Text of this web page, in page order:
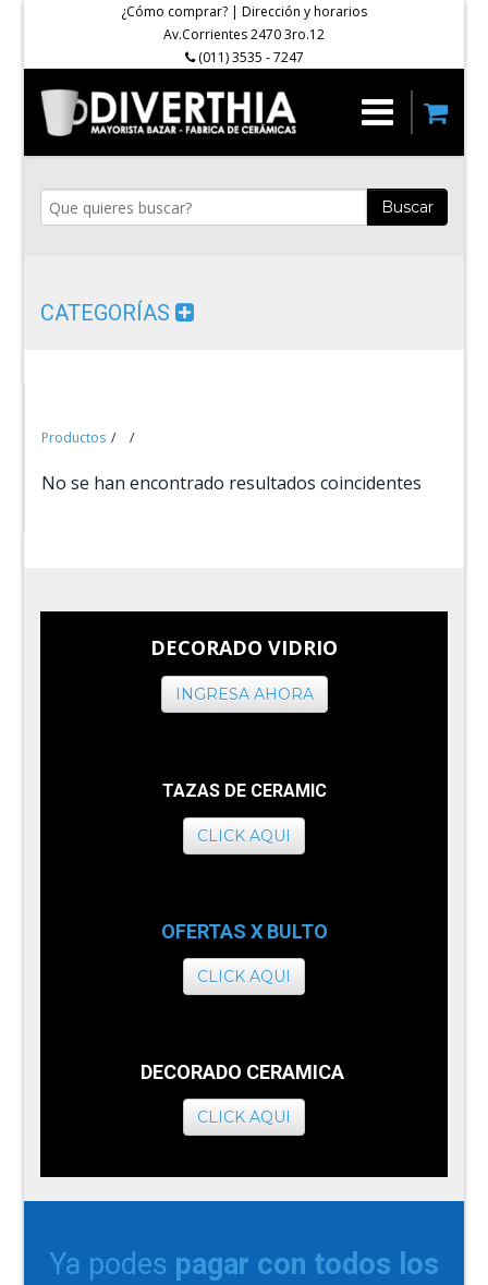
¿Cómo comprar? | Dirección y horarios
Av.Corrientes 2470 3ro.12
(011) 3535 - 7247
Buscar
CATEGORÍAS
Productos
No se han encontrado resultados coincidentes
DECORADO VIDRIO
INGRESA AHORA
TAZAS DE CERAMIC
CLICK AQUI
OFERTAS X BULTO
CLICK AQUI
DECORADO CERAMICA
CLICK AQUI
Ya podes pagar con todos los